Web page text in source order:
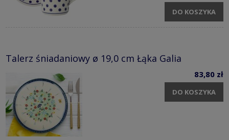
DO KOSZYKA
Talerz śniadaniowy ø 19,0 cm Łąka Galia
83,80 zł
DO KOSZYKA